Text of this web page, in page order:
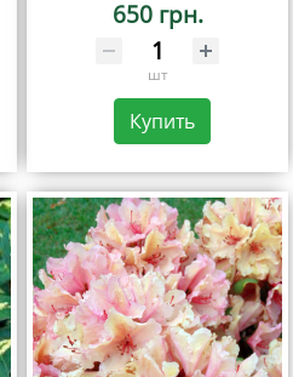
650 грн.
шт
Купить